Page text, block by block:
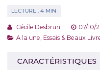
Cécile Desbrun
07/10/
A la une Essais & Beaux
CARACTÉRISTIQUES